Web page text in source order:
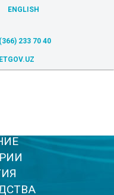
ENGLISH
233 70 40